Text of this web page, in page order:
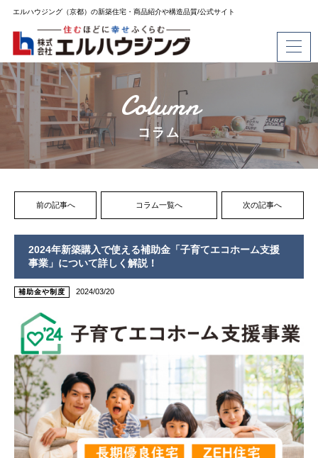
エルハウジング（京都）の新築住宅・商品紹介や構造品質/公式サイト
Column
コラム
前の記事へ コラム一覧へ 次の記事へ
2024年新築購入で使える補助金「子育てエコホーム支援
事業」について詳しく解説！
補助金や制度 2024/03/20